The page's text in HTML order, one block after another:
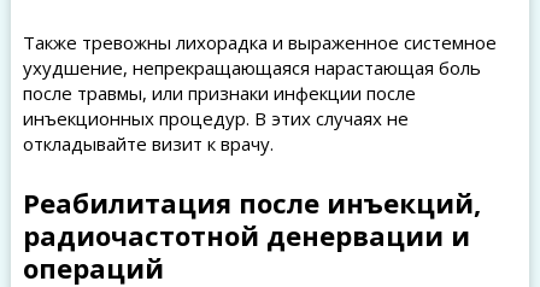
Также тревожны лихорадка и выраженное системное
ухудшение, непрекращающаяся нарастающая боль
после травмы, или признаки инфекции после
инъекционных процедур. В этих случаях не
откладывайте визит к врачу.
Реабилитация после инъекций,
радиочастотной денервации и
операций